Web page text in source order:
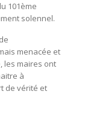
101ème
solennel.
menacée et
les maires ont
à
de vérité et